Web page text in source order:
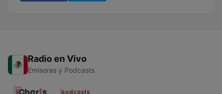
Radio en Vivo
Emisoras y Podcasts